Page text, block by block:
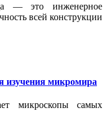
— это инженерное
всей конструкции
изучения микромира
микроскопы самых